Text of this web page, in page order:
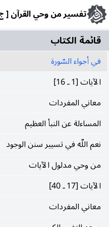
تفسير من وحي القرآن [ ج
قائمة الکتاب
في‌ أجواء السّورة
الآيات‌ [1 ـ 16]
معاني‌ المفردات‌
المساءلة ‌عن‌ النبأ العظيم‌
نعم‌ اللّه‌ ‌في‌ تسيير سنن‌ الوجود
‌من‌ وحي‌ مدلول‌ الآيات‌
الآيات‌ [17 ـ 40]
معاني‌ المفردات‌
في أجواء السّورة
وهذه من السّور
باليوم الآخر ، ذلك أنّ
به آنذاك ، كان حافلا